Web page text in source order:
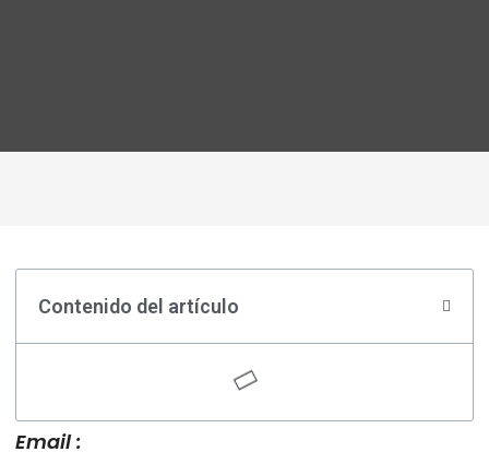
Contenido del artículo
Email :